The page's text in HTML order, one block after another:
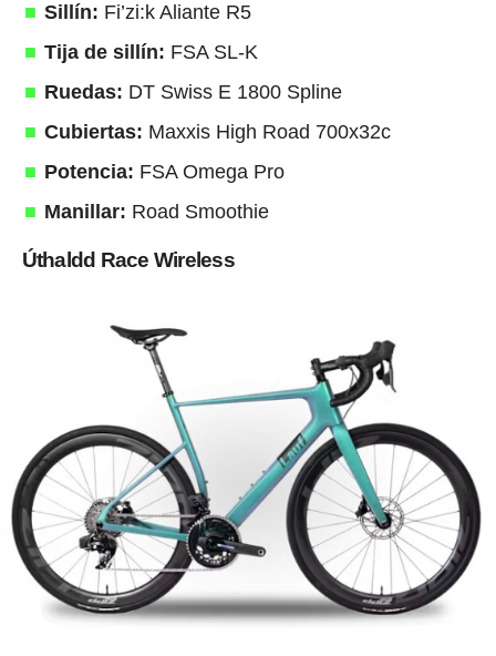
Sillín: Fi’zi:k Aliante R5
Tija de sillín: FSA SL-K
Ruedas: DT Swiss E 1800 Spline
Cubiertas: Maxxis High Road 700x32c
Potencia: FSA Omega Pro
Manillar: Road Smoothie
Úthaldd Race Wireless